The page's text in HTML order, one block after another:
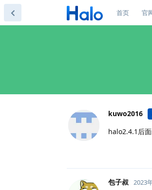
首页 官
kuwo2016
halo2.4.1后
包子叔 2023